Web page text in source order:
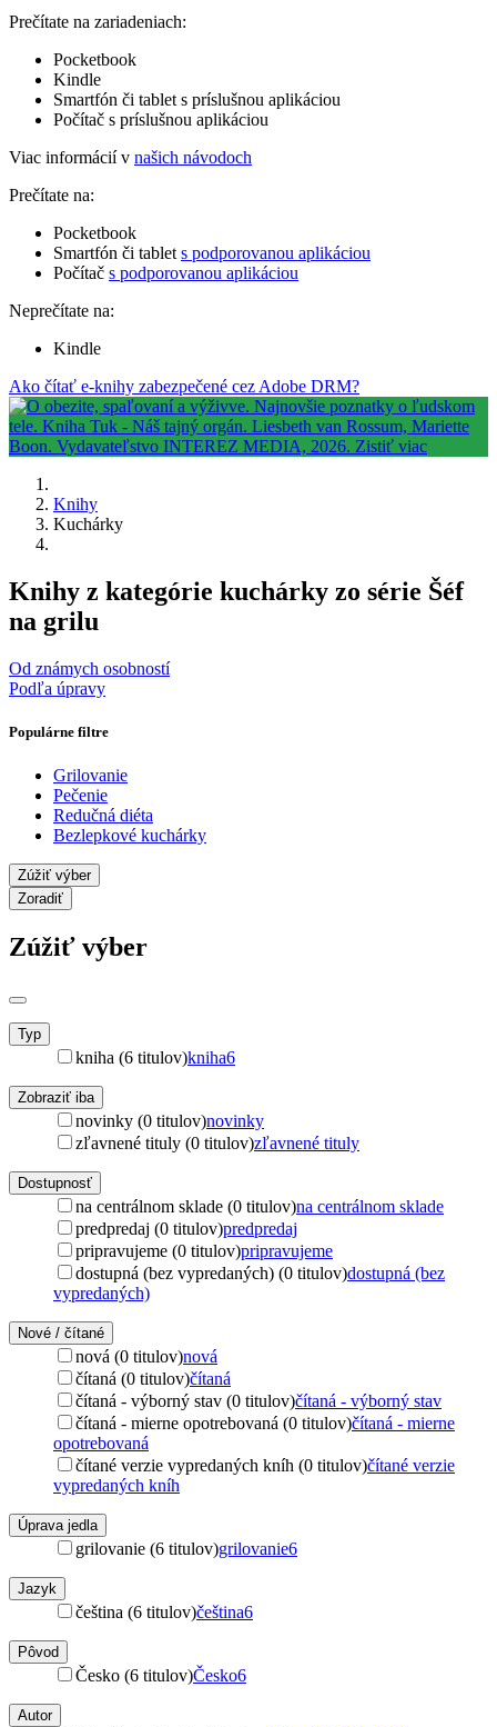
Prečítate na zariadeniach:
Pocketbook
Kindle
Smartfón či tablet s príslušnou aplikáciou
Počítač s príslušnou aplikáciou
Viac informácií v našich návodoch
Prečítate na:
Pocketbook
Smartfón či tablet s podporovanou aplikáciou
Počítač s podporovanou aplikáciou
Neprečítate na:
Kindle
Ako čítať e-knihy zabezpečené cez Adobe DRM?
Knihy
Kuchárky
Knihy z kategórie kuchárky zo série Šéf
na grilu
Od známych osobností
Podľa úpravy
Populárne filtre
Grilovanie
Pečenie
Redučná diéta
Bezlepkové kuchárky
Zúžiť výber
Zoradiť
Zúžiť výber
Typ
kniha (6 titulov)kniha6
Zobraziť iba
novinky (0 titulov)novinky
zľavnené tituly (0 titulov)zľavnené tituly
Dostupnosť
na centrálnom sklade (0 titulov)na centrálnom sklade
predpredaj (0 titulov)predpredaj
pripravujeme (0 titulov)pripravujeme
dostupná (bez vypredaných) (0 titulov)dostupná (bez
vypredaných)
Nové / čítané
nová (0 titulov)nová
čítaná (0 titulov)čítaná
čítaná - výborný stav (0 titulov)čítaná - výborný stav
čítaná - mierne opotrebovaná (0 titulov)čítaná - mierne
opotrebovaná
čítané verzie vypredaných kníh (0 titulov)čítané verzie
vypredaných kníh
Úprava jedla
grilovanie (6 titulov)grilovanie6
Jazyk
čeština (6 titulov)čeština6
Pôvod
Česko (6 titulov)Česko6
Autor